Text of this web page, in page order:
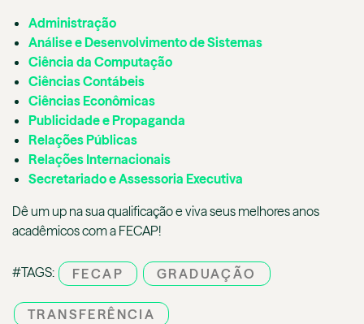
Administração
Análise e Desenvolvimento de Sistemas
Ciência da Computação
Ciências Contábeis
Ciências Econômicas
Publicidade e Propaganda
Relações Públicas
Relações Internacionais
Secretariado e Assessoria Executiva
Dê um up na sua qualificação e viva seus melhores anos
acadêmicos com a FECAP!
#TAGS: FECAP GRADUAÇÃO
TRANSFERÊNCIA